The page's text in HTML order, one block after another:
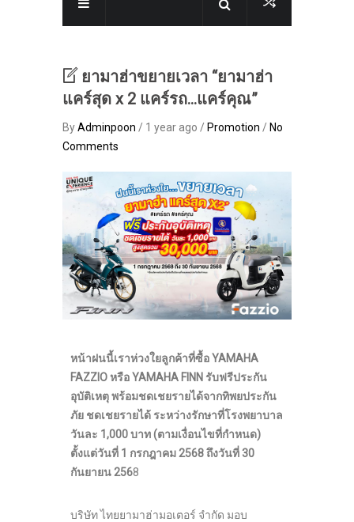
ยามาฮ่าขยายเวลา “ยามาฮ่า
แคร์สุด x 2 แคร์รถ…แคร์คุณ”
ByAdminpoon / 1 year ago / Promotion / No
Comments
หน้าฝนนี้เราห่วงใยลูกค้าที่ซื้อ YAMAHA
FAZZIO หรือ YAMAHA FINN รับฟรีประกัน
อุบัติเหตุ พร้อมชดเชยรายได้จากทิพยประกัน
ภัย ชดเชยรายได้ ระหว่างรักษาที่โรงพยาบาล
วันละ 1,000 บาท (ตามเงื่อนไขที่กำหนด)
ตั้งแต่วันที่ 1 กรกฎาคม 2568 ถึงวันที่ 30
กันยายน 2568
บริษัท ไทยยามาฮ่ามอเตอร์ จำกัด มอบ